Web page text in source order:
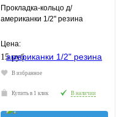
Прокладка-кольцо д/
американки 1/2" резина
Цена:
15 руб.
В избранное
Купить в 1 клик В наличии